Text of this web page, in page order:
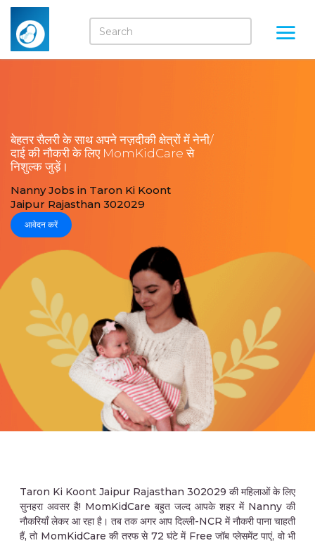
बेहतर सैलरी के साथ अपने नज़दीकी क्षेत्रों में नेनी/
दाई की नौकरी के लिए MomKidCare से
निशुल्क जुड़ें।
Nanny Jobs in Taron Ki Koont
Jaipur Rajasthan 302029
आवेदन करें
Taron Ki Koont Jaipur Rajasthan 302029 की महिलाओं के लिए
सुनहरा अवसर है! MomKidCare बहुत जल्द आपके शहर में Nanny की
नौकरियाँ लेकर आ रहा है। तब तक अगर आप दिल्ली-NCR में नौकरी पाना चाहती
हैं, तो MomKidCare की तरफ से 72 घंटे में Free जॉब प्लेसमेंट पाएं, वो भी